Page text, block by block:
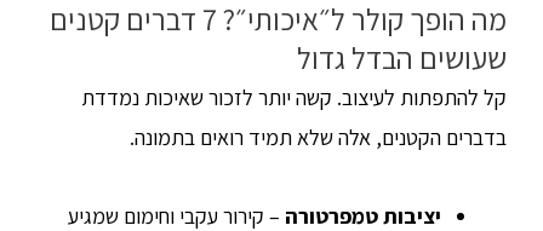
מה הופך קולר ל״איכותי״? 7 דברים קטנים
שעושים הבדל גדול
קל להתפתות לעיצוב. קשה יותר לזכור שאיכות נמדדת
בדברים הקטנים, אלה שלא תמיד רואים בתמונה.
יציבות טמפרטורה – קירור עקבי וחימום שמגיע